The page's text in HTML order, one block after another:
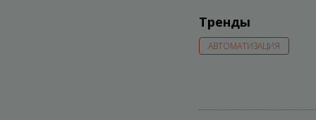
Тренды
АВТОМАТИЗАЦИЯ